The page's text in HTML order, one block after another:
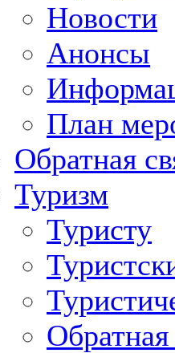
Новости
Анонсы
План
Обратная
Туризм
Туристу
Обратная